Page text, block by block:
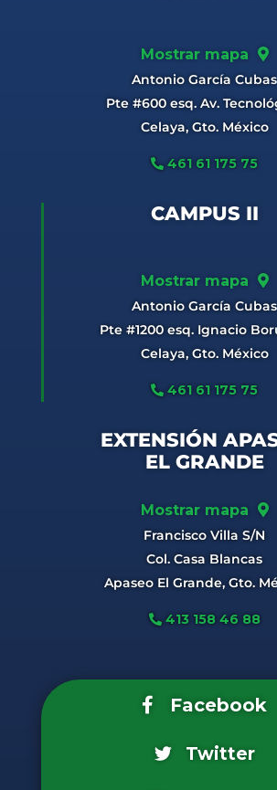
Mostrar mapa
Antonio García Cubas
Pte #600 esq. Av.
Celaya, Gto. México
461 61 175 75
CAMPUS II
Mostrar mapa
Antonio García Cubas
Pte #1200 esq. Ignacio
Celaya, Gto. México
461 61 175 75
EXTENSIÓN
EL GRANDE
Mostrar mapa
Francisco Villa S/N
Col. Casa Blancas
Apaseo El Grande, Gto.
413 158 46 88
Facebook
Twitter